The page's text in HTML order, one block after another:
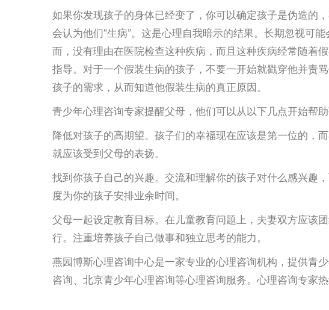
如果你发现孩子的身体已经变了，你可以确定孩子是伪造的
会认为他们“生病”。这是心理自我暗示的结果。长期忽视可
而，没有理由在医院检查这种疾病，而且这种疾病经常随着
指导。对于一个假装生病的孩子，不要一开始就戳穿他并责
孩子的需求，从而知道他假装生病的真正原因。
青少年心理咨询专家提醒父母，他们可以从以下几点开始帮助
降低对孩子的高期望。孩子们的幸福现在应该是第一位的，
就应该受到父母的表扬。
找到你孩子自己的兴趣。交流和理解你的孩子对什么感兴趣
度为你的孩子安排业余时间。
父母一起设定教育目标。在儿童教育问题上，夫妻双方应该
行。注重培养孩子自己做事和独立思考的能力。
燕园博斯心理咨询中心是一家专业的心理咨询机构，提供青
咨询、北京青少年心理咨询等心理咨询服务。心理咨询专家